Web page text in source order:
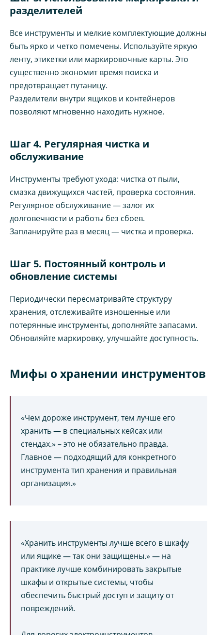
разделителей
Все инструменты и мелкие комплектующие должны
быть ярко и четко помечены. Используйте яркую
ленту, этикетки или маркировочные карты. Это
существенно экономит время поиска и
предотвращает путаницу.
Разделители внутри ящиков и контейнеров
позволяют мгновенно находить нужное.
Шаг 4. Регулярная чистка и
обслуживание
Инструменты требуют ухода: чистка от пыли,
смазка движущихся частей, проверка состояния.
Регулярное обслуживание — залог их
долговечности и работы без сбоев.
Запланируйте раз в месяц — чистка и проверка.
Шаг 5. Постоянный контроль и
обновление системы
Периодически пересматривайте структуру
хранения, отслеживайте изношенные или
потерянные инструменты, дополняйте запасами.
Обновляйте маркировку, улучшайте доступность.
Мифы о хранении инструментов
«Чем дороже инструмент, тем лучше его
хранить — в специальных кейсах или
стендах.» – это не обязательно правда.
Главное — подходящий для конкретного
инструмента тип хранения и правильная
организация.»
«Хранить инструменты лучше всего в шкафу
или ящике — так они защищены.» — на
практике лучше комбинировать закрытые
шкафы и открытые системы, чтобы
обеспечить быстрый доступ и защиту от
повреждений.